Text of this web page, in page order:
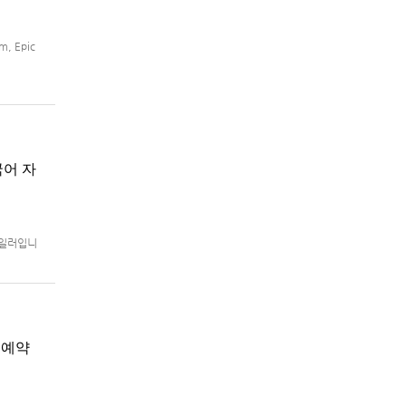
Epic
어 자
러입니
약